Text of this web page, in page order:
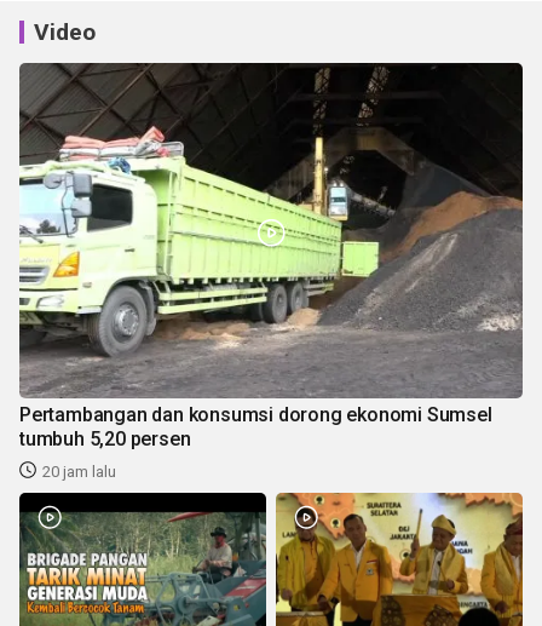
Video
Pertambangan dan konsumsi dorong ekonomi Sumsel
tumbuh 5,20 persen
20 jam lalu